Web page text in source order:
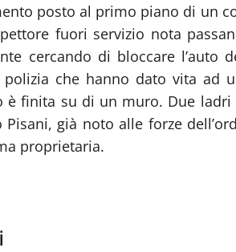
posto al primo piano di un
fuori servizio nota
cercando di bloccare l’auto
che hanno dato vita ad
è finita su di un muro. Due
già noto alle forze
proprietaria.